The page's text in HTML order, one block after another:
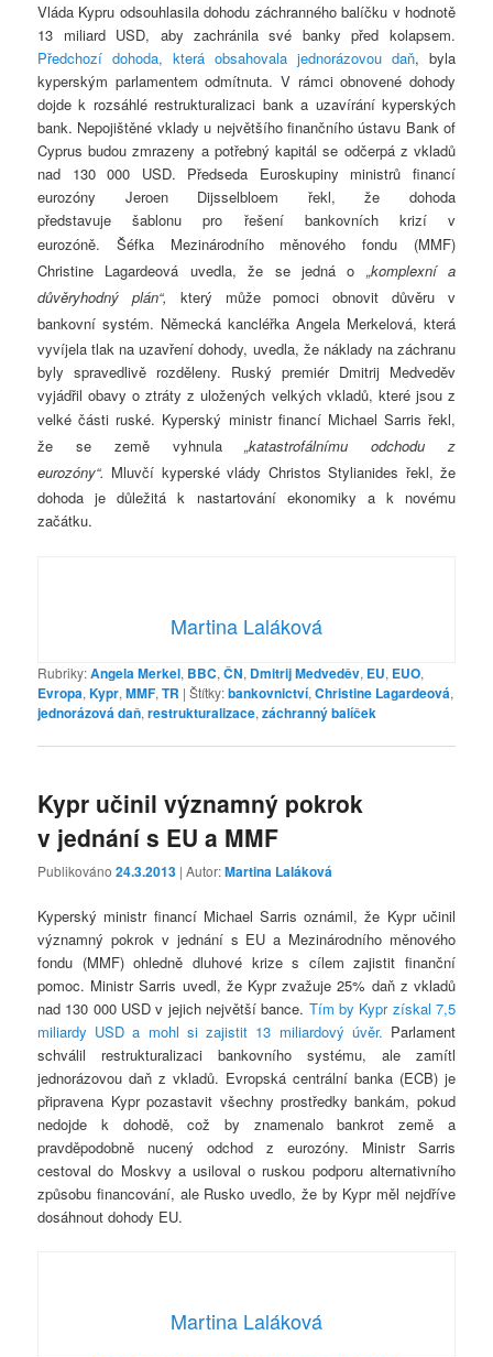
Vláda Kypru odsouhlasila dohodu záchranného balíčku v hodnotě
13 miliard USD, aby zachránila své banky před kolapsem.
Předchozí dohoda, která obsahovala jednorázovou daň, byla
kyperským parlamentem odmítnuta. V rámci obnovené dohody
dojde k rozsáhlé restrukturalizaci bank a uzavírání kyperských
bank. Nepojištěné vklady u největšího finančního ústavu Bank of
Cyprus budou zmrazeny a potřebný kapitál se odčerpá z vkladů
nad 130 000 USD. Předseda Euroskupiny ministrů financí
eurozóny Jeroen Dijsselbloem řekl, že dohoda
představuje šablonu pro řešení bankovních krizí v
eurozóně. Šéfka Mezinárodního měnového fondu (MMF)
Christine Lagardeová uvedla, že se jedná o „komplexní a
důvěryhodný plán“, který může pomoci obnovit důvěru v
bankovní systém. Německá kancléřka Angela Merkelová, která
vyvíjela tlak na uzavření dohody, uvedla, že náklady na záchranu
byly spravedlivě rozděleny. Ruský premiér Dmitrij Medveděv
vyjádřil obavy o ztráty z uložených velkých vkladů, které jsou z
velké části ruské. Kyperský ministr financí Michael Sarris řekl,
že se země vyhnula„katastrofálnímu odchodu z
eurozóny“. Mluvčí kyperské vlády Christos Stylianides řekl, že
dohoda je důležitá k nastartování ekonomiky a k novému
začátku.
Martina Laláková
Rubriky:Angela Merkel, BBC,ČN, Dmitrij Medveděv, EU, EUO,
Evropa,Kypr,MMF,TR |Štítky:bankovnictví,Christine Lagardeová,
jednorázová daň,restrukturalizace,záchranný balíček
Kypr učinil významný pokrok
v jednání s EU a MMF
Publikováno24.3.2013 | Autor:Martina Laláková
Kyperský ministr financí Michael Sarris oznámil, že Kypr učinil
významný pokrok v jednání s EU a Mezinárodního měnového
fondu (MMF) ohledně dluhové krize s cílem zajistit finanční
pomoc. Ministr Sarris uvedl, že Kypr zvažuje 25% daň z vkladů
nad 130 000 USD v jejich největší bance. Tím by Kypr získal 7,5
miliardy USD a mohl si zajistit 13 miliardový úvěr. Parlament
schválil restrukturalizaci bankovního systému, ale zamítl
jednorázovou daň z vkladů. Evropská centrální banka (ECB) je
připravena Kypr pozastavit všechny prostředky bankám, pokud
nedojde k dohodě, což by znamenalo bankrot země a
pravděpodobně nucený odchod z eurozóny. Ministr Sarris
cestoval do Moskvy a usiloval o ruskou podporu alternativního
způsobu financování, ale Rusko uvedlo, že by Kypr měl nejdříve
dosáhnout dohody EU.
Martina Laláková